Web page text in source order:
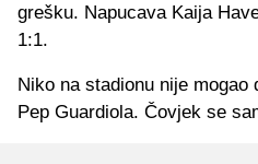
grešku. Napucava Kaija
1:1.
Niko na stadionu nije mogao
Pep Guardiola. Čovjek se